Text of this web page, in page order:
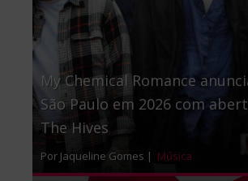
My Chemical Romance
São Paulo em 2026 com
The Hives
Por Jaqueline Gomes | Música